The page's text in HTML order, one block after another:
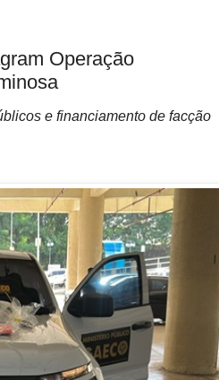
Operação
e financiamento de facção